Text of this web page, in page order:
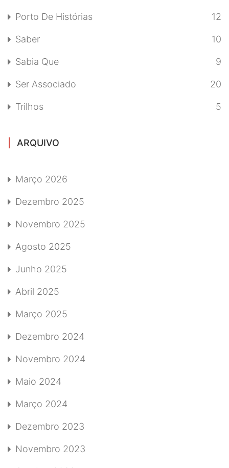
Porto De Histórias 12
Saber 10
Sabia Que 9
Ser Associado 20
Trilhos 5
ARQUIVO
Março 2026
Dezembro 2025
Novembro 2025
Agosto 2025
Junho 2025
Abril 2025
Março 2025
Dezembro 2024
Novembro 2024
Maio 2024
Março 2024
Dezembro 2023
Novembro 2023